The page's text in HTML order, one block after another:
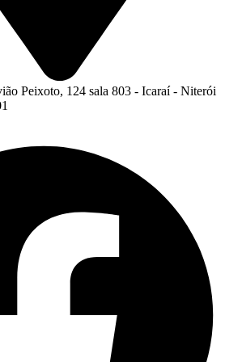
Peixoto, 124 sala 803 - Icaraí - Niterói